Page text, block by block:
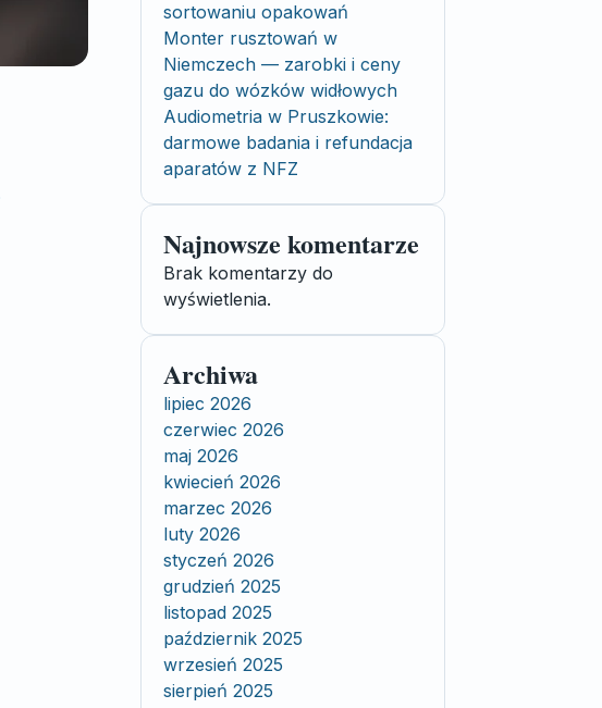
sortowaniu opakowań
Monter rusztowań w
Niemczech — zarobki i ceny
gazu do wózków widłowych
Audiometria w Pruszkowie:
darmowe badania i refundacja
aparatów z NFZ
Najnowsze komentarze
Brak komentarzy do
wyświetlenia.
Archiwa
lipiec 2026
czerwiec 2026
maj 2026
kwiecień 2026
marzec 2026
luty 2026
styczeń 2026
grudzień 2025
listopad 2025
październik 2025
wrzesień 2025
sierpień 2025